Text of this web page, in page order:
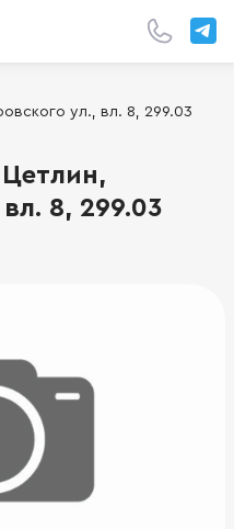
ул., вл. 8, 299.03
8, 299.03